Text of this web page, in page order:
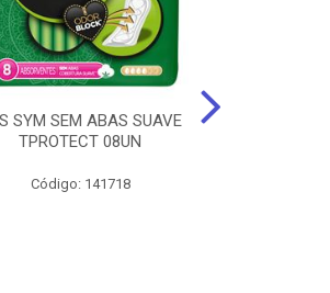
SYM SEM ABAS SUAVE
TPROTECT 08UN
Código: 141718